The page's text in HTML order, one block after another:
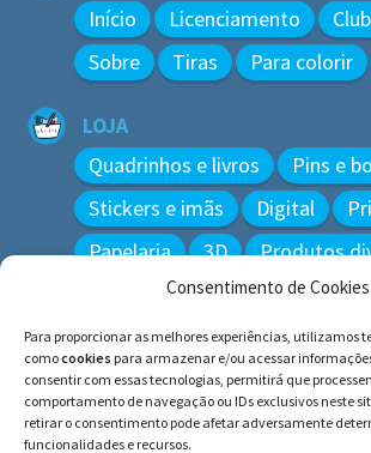
Consentimento de Cookies
Para proporcionar as melhores experiências, utilizamos
comocookies para armazenar e/ou acessar
consentir com essas tecnologias, permitirá que
comportamento de navegação ou IDs exclusivos neste
retirar o consentimento pode afetar adversamente
funcionalidades e recursos.
Início Licenciamento
Sobre
Tiras Para colorir
LOJA
Quadrinhos e livros
Pins e
Stickers e imãs
Digital
Papelaria
3D Produtos
Pesquisar
por: